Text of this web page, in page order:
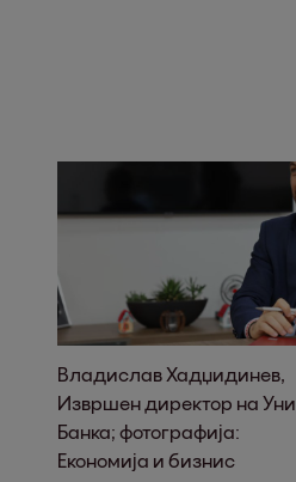
Владислав Хадџидинев,
Извршен директор на Уни
Банка; фотографија:
Економија и бизнис